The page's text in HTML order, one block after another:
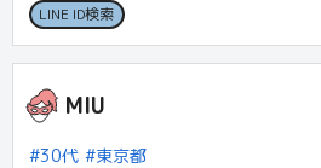
LINE ID検索
MIU
30代
東京都